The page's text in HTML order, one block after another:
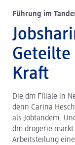
dm Markt
dm friseurstudio
dm kosmetikstudio
Verantwortung
Lehre bei dm
Arbeiten bei dm
dm Logistik
Führung im
Kraft
Die dm Filiale in
denn Carina
als Jobtandem.
dm drogerie
Arbeitsteilung